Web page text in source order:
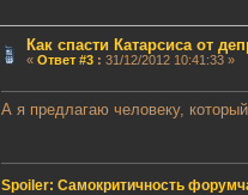
Как спасти Катарсиса от
« Ответ #3: 31/12/2012 10:41:33 »
А я предлагаю человеку,
Spoiler: Самокритичность